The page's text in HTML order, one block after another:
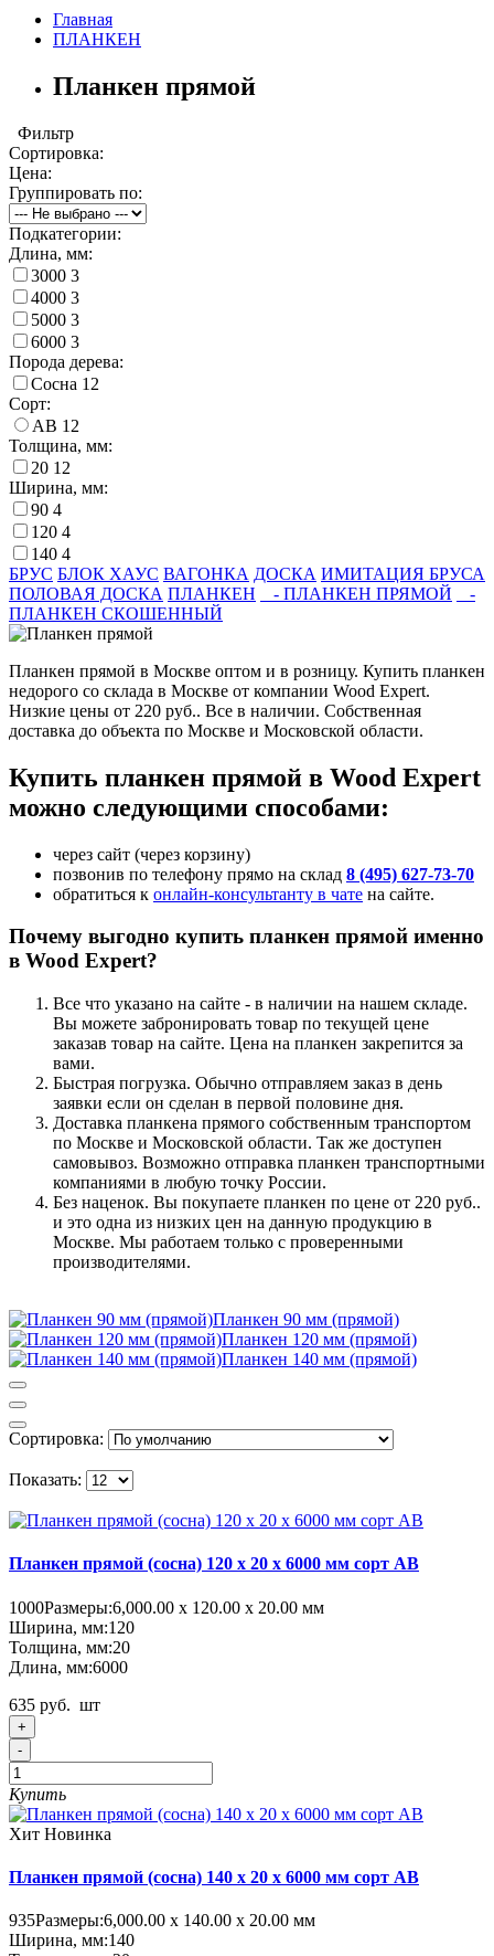
Главная
ПЛАНКЕН
Планкен прямой
Фильтр
Сортировка:
Цена:
Группировать по:
Подкатегории:
Длина, мм:
3000 3
4000 3
5000 3
6000 3
Порода дерева:
Сосна 12
Сорт:
AB 12
Толщина, мм:
20 12
Ширина, мм:
90 4
120 4
140 4
БРУС БЛОК ХАУС ВАГОНКА ДОСКА ИМИТАЦИЯ БРУСА
ПОЛОВАЯ ДОСКА ПЛАНКЕН - ПЛАНКЕН ПРЯМОЙ
-
ПЛАНКЕН СКОШЕННЫЙ
Планкен прямой в Москве оптом и в розницу. Купить планкен
недорого со склада в Москве от компании Wood Expert.
Низкие цены от 220 руб.. Все в наличии. Собственная
доставка до объекта по Москве и Московской области.
Купить планкен прямой в Wood Expert
можно следующими способами:
через сайт (через корзину)
позвонив по телефону прямо на склад 8 (495) 627-73-70
обратиться к онлайн-консультанту в чате на сайте.
Почему выгодно купить планкен прямой именно
в Wood Expert?
Все что указано на сайте - в наличии на нашем складе.
Вы можете забронировать товар по текущей цене
заказав товар на сайте. Цена на планкен закрепится за
вами.
Быстрая погрузка. Обычно отправляем заказ в день
заявки если он сделан в первой половине дня.
Доставка планкена прямого собственным транспортом
по Москве и Московской области. Так же доступен
самовывоз. Возможно отправка планкен транспортными
компаниями в любую точку России.
Без наценок. Вы покупаете планкен по цене от 220 руб..
и это одна из низких цен на данную продукцию в
Москве. Мы работаем только с проверенными
производителями.
Планкен 90 мм (прямой)
Планкен 120 мм (прямой)
Планкен 140 мм (прямой)
Сортировка:
Показать:
Планкен прямой (сосна) 120 x 20 x 6000 мм сорт AB
1000Размеры:6,000.00 х 120.00 х 20.00 мм
Ширина, мм:120
Толщина, мм:20
Длина, мм:6000
635 руб. шт
+
-
Купить
Хит Новинка
Планкен прямой (сосна) 140 x 20 x 6000 мм сорт AB
935Размеры:6,000.00 х 140.00 х 20.00 мм
Ширина, мм:140